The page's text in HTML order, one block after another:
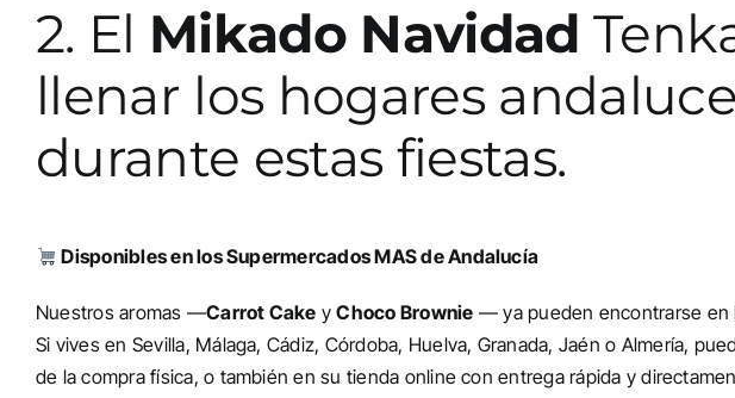
2. El Mikado Navidad
llenar los hogares
durante estas fiestas.
Disponibles en los Supermercados MAS de Andalucía
Nuestros aromas —Carrot Cake yChoco Brownie — ya pueden encontrarse en
Si vives en Sevilla, Málaga, Cádiz, Córdoba, Huelva, Granada, Jaén o Almería,
de la compra física, o también en su tienda online con entrega rápida y